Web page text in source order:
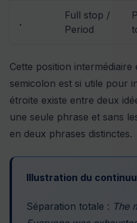
.
Full stop /
Period
Cette position
semicolon est si utile pour
étroite existe entre deux
une seule phrase et sans
en deux phrases distinctes.
Illustration du
Séparation totale : The